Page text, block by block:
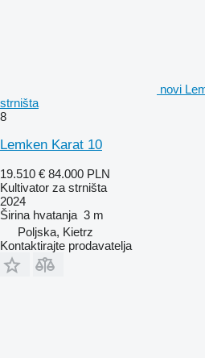
novi
strništa
8
Lemken Karat 10
19.510 € 84.000 PLN
Kultivator za strništa
2024
Širina hvatanja 3 m
Poljska, Kietrz
Kontaktirajte prodavatelja